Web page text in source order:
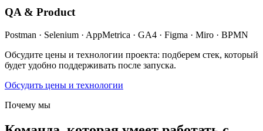
QA & Product
Postman · Selenium · AppMetrica · GA4 · Figma · Miro · BPMN
Обсудите цены и технологии проекта: подберем стек, который
будет удобно поддерживать после запуска.
Обсудить цены и технологии
Почему мы